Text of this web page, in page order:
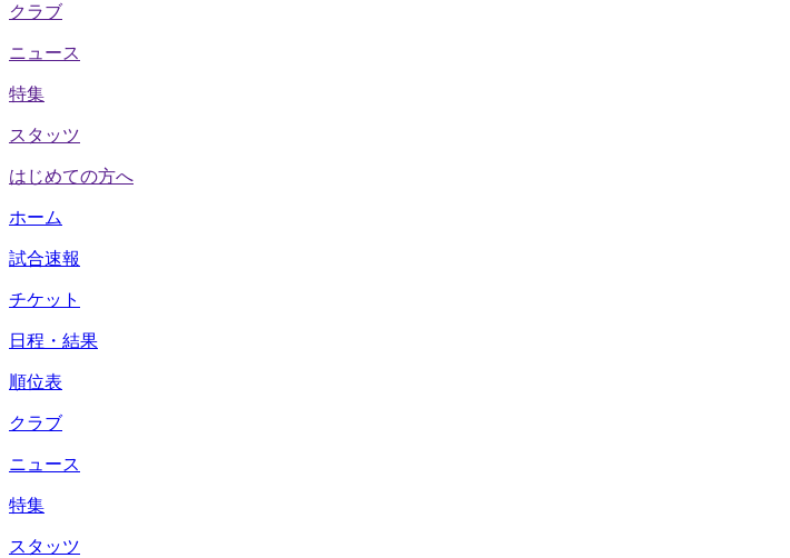
クラブ
ニュース
特集
スタッツ
はじめての方へ
ホーム
試合速報
チケット
日程・結果
順位表
クラブ
ニュース
特集
スタッツ